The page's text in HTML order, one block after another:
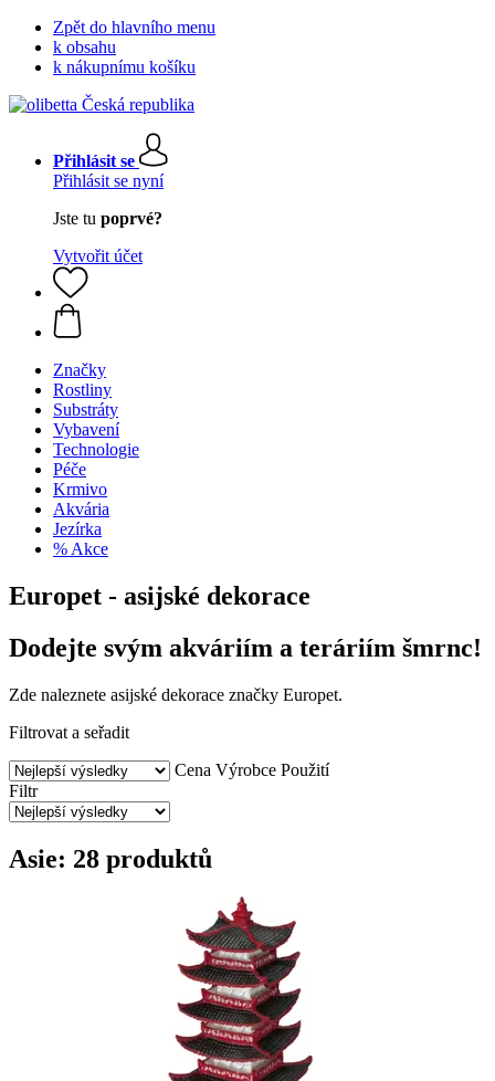
Zpět do hlavního menu
k obsahu
k nákupnímu košíku
Přihlásit se
Přihlásit se nyní
Jste tu poprvé?
Vytvořit účet
Značky
Rostliny
Substráty
Vybavení
Technologie
Péče
Krmivo
Akvária
Jezírka
% Akce
Europet - asijské dekorace
Dodejte svým akváriím a teráriím šmrnc!
Zde naleznete asijské dekorace značky Europet.
Filtrovat a seřadit
Cena Výrobce Použití
Filtr
Asie: 28 produktů